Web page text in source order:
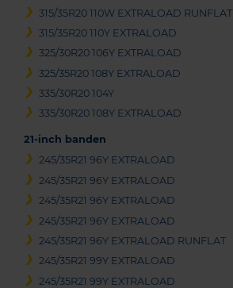
315/35R20 110W EXTRALOAD RUNFLAT
315/35R20 110Y EXTRALOAD
325/30R20 106Y EXTRALOAD
325/35R20 108Y EXTRALOAD
335/30R20 104Y
335/30R20 108Y EXTRALOAD
21-inch banden
245/35R21 96Y EXTRALOAD
245/35R21 96Y EXTRALOAD
245/35R21 96Y EXTRALOAD
245/35R21 96Y EXTRALOAD
245/35R21 96Y EXTRALOAD RUNFLAT
245/35R21 99Y EXTRALOAD
245/35R21 99Y EXTRALOAD